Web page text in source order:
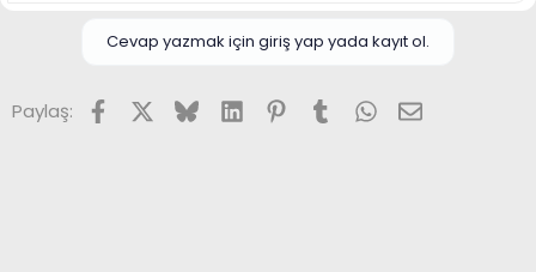
Cevap yazmak için giriş yap yada kayıt ol.
Paylaş: FacebookX (Twitter)
BlueskyLinkedInPinterest
TumblrWhatsApp
E-posta